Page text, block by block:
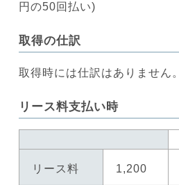
円の50回払い)
取得の仕訳
取得時には仕訳はありません。
リース料支払い時
リース料 1,200